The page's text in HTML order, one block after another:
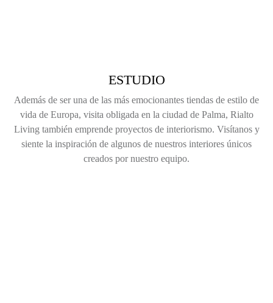
ESTUDIO
Además de ser una de las más emocionantes tiendas de estilo de
vida de Europa, visita obligada en la ciudad de Palma, Rialto
Living también emprende proyectos de interiorismo. Visítanos y
siente la inspiración de algunos de nuestros interiores únicos
creados por nuestro equipo.